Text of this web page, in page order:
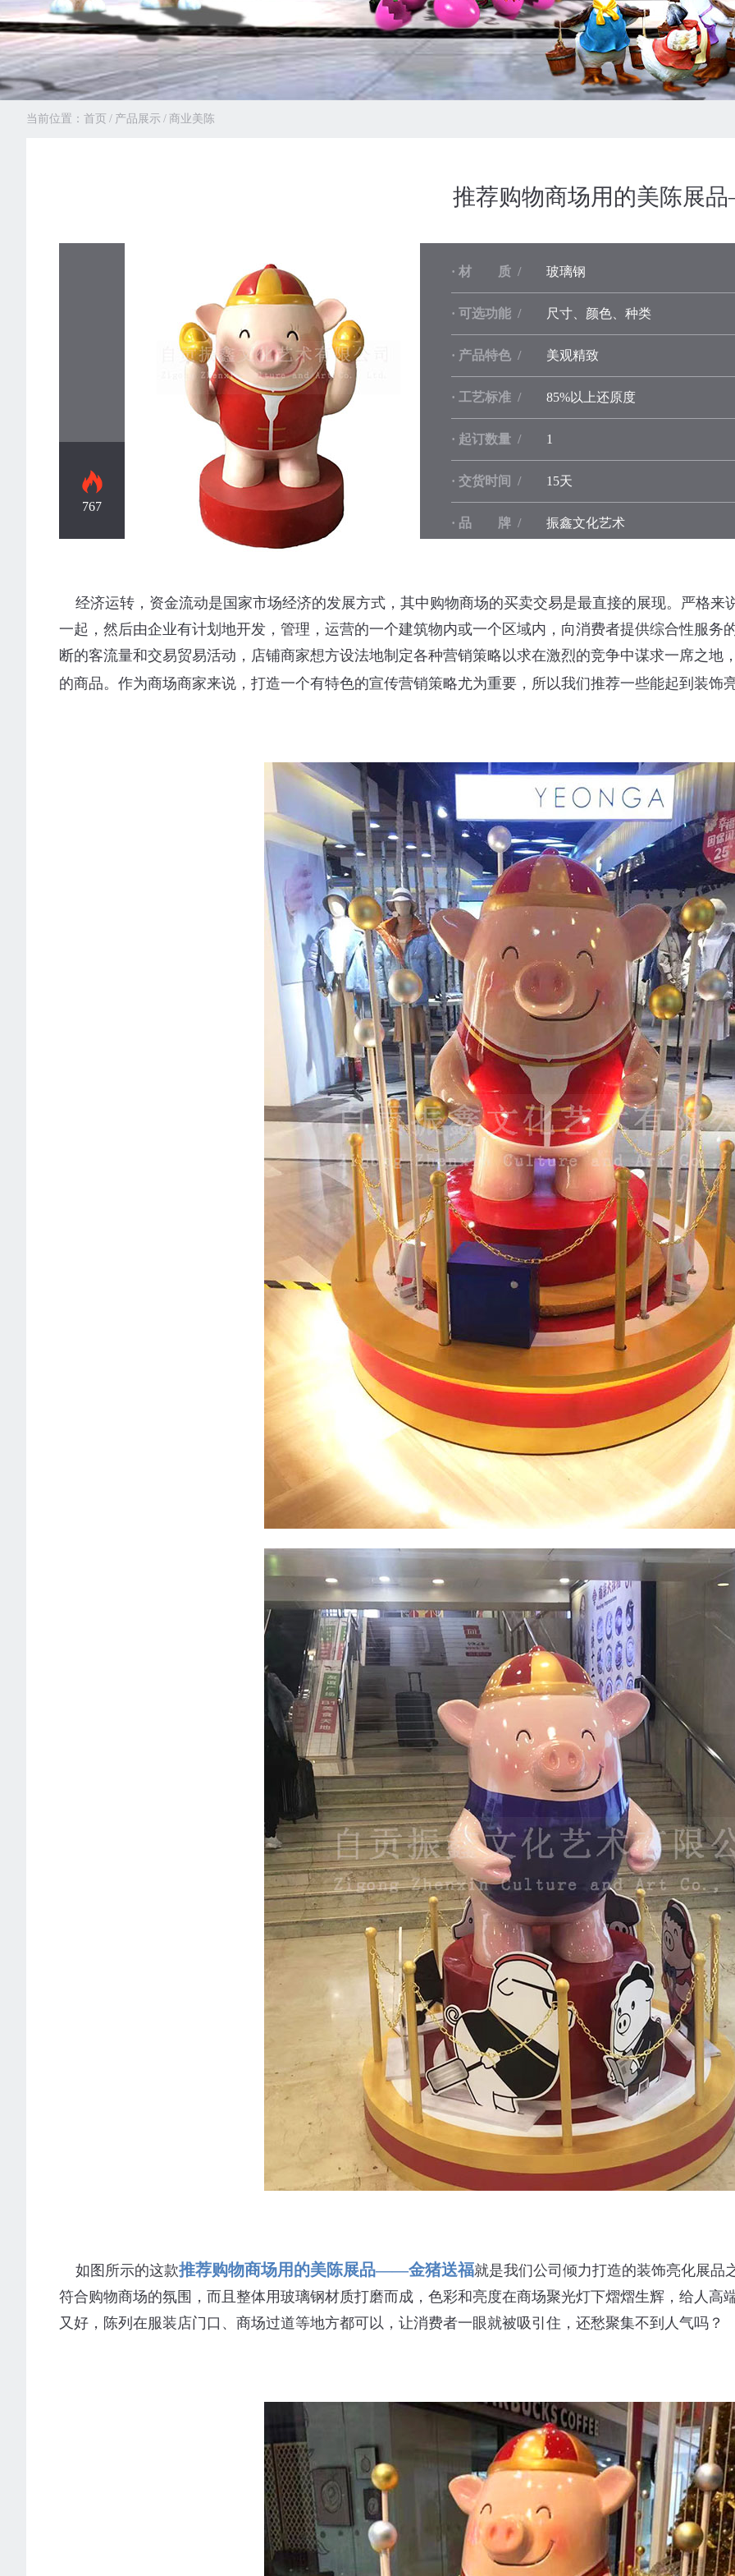
当前位置： 首页 / 产品展示 / 商业美陈
767
推荐购物商场用的美陈展
· 材 质 / 玻璃钢
· 可选功能 / 尺寸、颜色、种类
· 产品特色 / 美观精致
· 工艺标准 / 85%以上还原度
· 起订数量 / 1
· 交货时间 / 15天
· 品 牌 / 振鑫文化艺术
经济运转，资金流动是国家市场经济的发展方式，其中购物商场的买卖交易是最直接的展现。严格来
一起，然后由企业有计划地开发，管理，运营的一个建筑物内或一个区域内，向消费者提供综合性服务
断的客流量和交易贸易活动，店铺商家想方设法地制定各种营销策略以求在激烈的竞争中谋求一席之地
的商品。作为商场商家来说，打造一个有特色的宣传营销策略尤为重要，所以我们推荐一些能起到装饰
如图所示的这款推荐购物商场用的美陈展品——金猪送福就是我们公司倾力打造的装饰亮化展品
符合购物商场的氛围，而且整体用玻璃钢材质打磨而成，色彩和亮度在商场聚光灯下熠熠生辉，给人高
又好，陈列在服装店门口、商场过道等地方都可以，让消费者一眼就被吸引住，还愁聚集不到人气吗？